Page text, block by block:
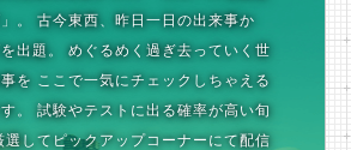
。
古今東西、昨日一日の出来事か
出題。
めぐるめく過ぎ去っていく世
を ここで一気にチェックしちゃえる
。
試験やテストに出る確率が高い旬
選してピックアップコーナーにて配信